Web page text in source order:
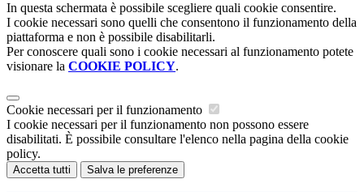
In questa schermata è possibile scegliere quali cookie consentire.
I cookie necessari sono quelli che consentono il funzionamento della
piattaforma e non è possibile disabilitarli.
Per conoscere quali sono i cookie necessari al funzionamento potete
visionare la COOKIE POLICY.
Cookie necessari per il funzionamento
I cookie necessari per il funzionamento non possono essere
disabilitati. È possibile consultare l'elenco nella pagina della cookie
policy.
Accetta tutti Salva le preferenze